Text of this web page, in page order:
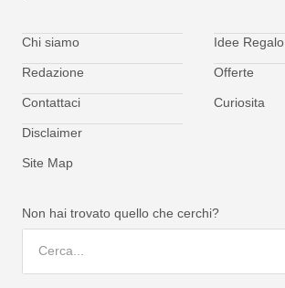
Chi siamo
Redazione
Contattaci
Disclaimer
Site Map
Idee Regalo
Offerte
Curiosita
Non hai trovato quello che cerchi?